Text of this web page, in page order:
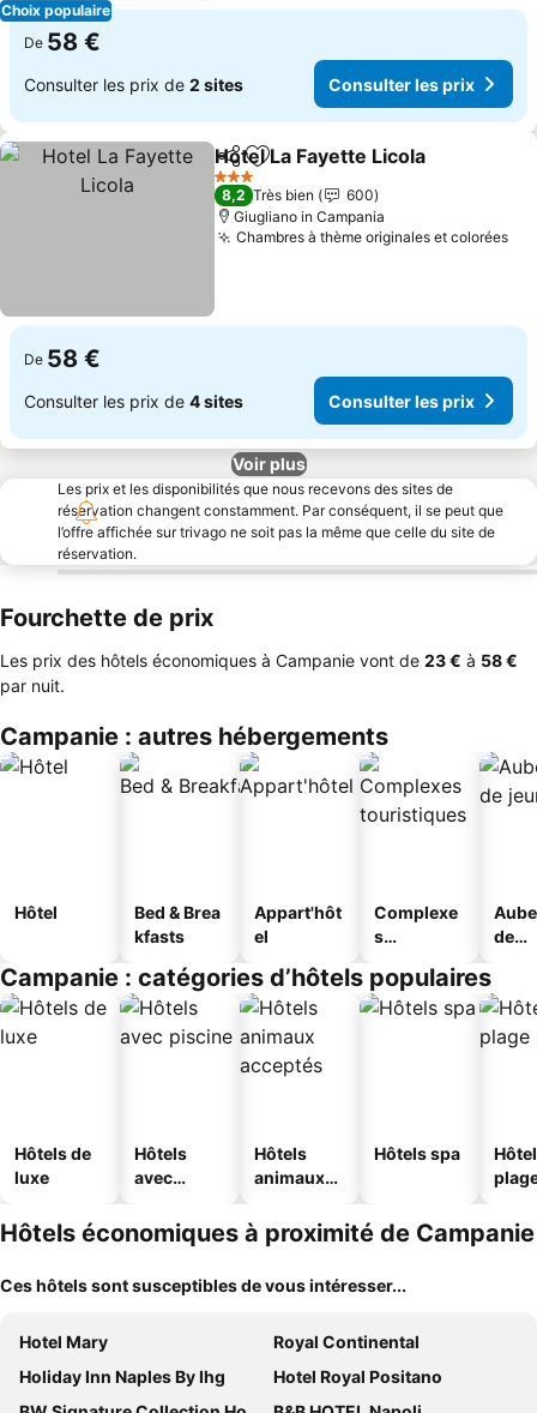
Choix populaire
De 58 €
Consulter les prix de 2 sites Consulter les prix
PartagerAjouter à mes favoris
Hotel La Fayette Licola
3 Étoiles
8,2 Très bien
600
Giugliano in Campania
Chambres à thème originales et colorées
De 58 €
Consulter les prix de 4 sites Consulter les prix
Voir plus
Les prix et les disponibilités que nous recevons des sites de
réservation changent constamment. Par conséquent, il se peut que
l’offre affichée sur trivago ne soit pas la même que celle du site de
réservation.
Fourchette de prix
Les prix des hôtels économiques à Campanie vont de ‎23 € à ‎58 €
par nuit.
Campanie : autres hébergements
Hôtel
Bed & Brea
kfasts
Appart'hôt
el
Complexe
s
s
de
Campanie : catégories d’hôtels populaires
Hôtels de
luxe
Hôtels
avec
Hôtels
animaux
Hôtels spa
Hôtels économiques à proximité de Campanie
Ces hôtels sont susceptibles de vous intéresser...
Hotel Mary
Royal Continental
Holiday Inn Naples By Ihg
Hotel Royal Positano